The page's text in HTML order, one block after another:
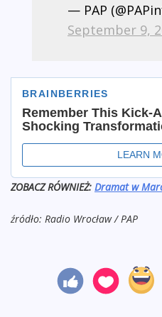
— PAP
September 9,
ZOBACZ RÓWNIEŻ: Dramat w
źródło: Radio Wrocław / PAP